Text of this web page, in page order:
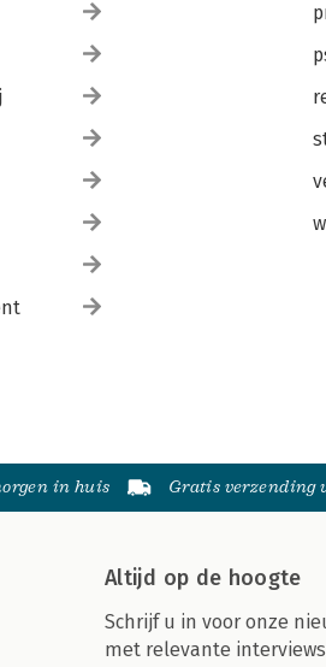
in huis Gratis verzending
Altijd op de hoogte
Schrijf u in voor onze
met relevante